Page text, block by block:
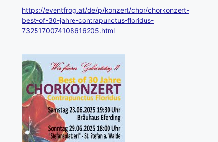
https://eventfrog.at/de/p/konzert/chor/chorkonzert-
best-of-30-jahre-contrapunctus-floridus-
7325170074108616205.html